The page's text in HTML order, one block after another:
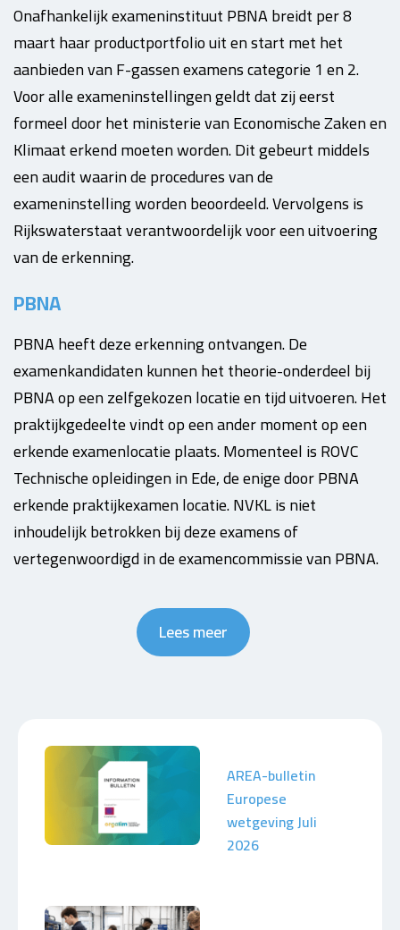
Onafhankelijk exameninstituut PBNA breidt per 8
maart haar productportfolio uit en start met het
aanbieden van F-gassen examens categorie 1 en 2.
Voor alle exameninstellingen geldt dat zij eerst
formeel door het ministerie van Economische Zaken en
Klimaat erkend moeten worden. Dit gebeurt middels
een audit waarin de procedures van de
exameninstelling worden beoordeeld. Vervolgens is
Rijkswaterstaat verantwoordelijk voor een uitvoering
van de erkenning.
PBNA
PBNA heeft deze erkenning ontvangen. De
examenkandidaten kunnen het theorie-onderdeel bij
PBNA op een zelfgekozen locatie en tijd uitvoeren. Het
praktijkgedeelte vindt op een ander moment op een
erkende examenlocatie plaats. Momenteel is ROVC
Technische opleidingen in Ede, de enige door PBNA
erkende praktijkexamen locatie. NVKL is niet
inhoudelijk betrokken bij deze examens of
vertegenwoordigd in de examencommissie van PBNA.
Lees meer
AREA-bulletin
Europese
wetgeving Juli
2026